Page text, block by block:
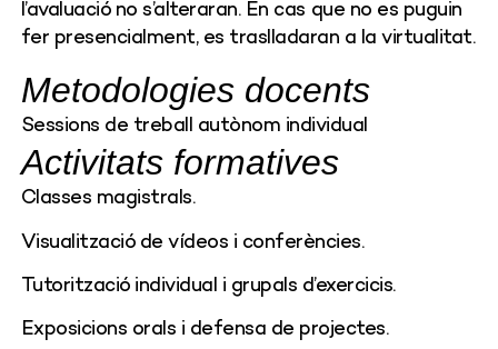
l’avaluació no s’alteraran. En cas que no es puguin
fer presencialment, es traslladaran a la virtualitat.
Metodologies docents
Sessions de treball autònom individual
Activitats formatives
Classes magistrals.
Visualització de vídeos i conferències.
Tutorització individual i grupals d’exercicis.
Exposicions orals i defensa de projectes.